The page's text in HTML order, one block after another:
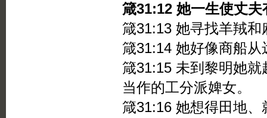
箴31:12 她一生使丈夫
箴31:13 她寻找羊羢
箴31:14 她好像商船从
箴31:15 未到黎明她
当作的工分派婢女。
箴31:16 她想得田地